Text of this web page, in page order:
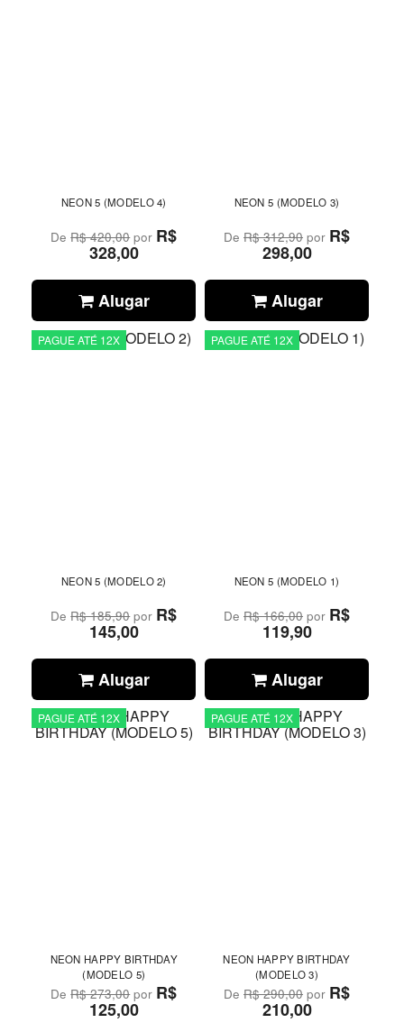
NEON 5 (MODELO 4)
DeR$ 420,00por R$
328,00
Alugar
NEON 5 (MODELO 3)
DeR$ 312,90 por R$
298,00
Alugar
PAGUE ATÉ 12X
NEON 5 (MODELO 2)
DeR$ 185,90por R$
145,00
Alugar
PAGUE ATÉ 12X
NEON 5 (MODELO 1)
DeR$ 166,00 por R$
119,90
Alugar
PAGUE ATÉ 12X
NEON HAPPY BIRTHDAY
(MODELO 5)
DeR$ 273,00por R$
125,00
PAGUE ATÉ 12X
NEON HAPPY BIRTHDAY
(MODELO 3)
DeR$ 290,00 por R$
210,00